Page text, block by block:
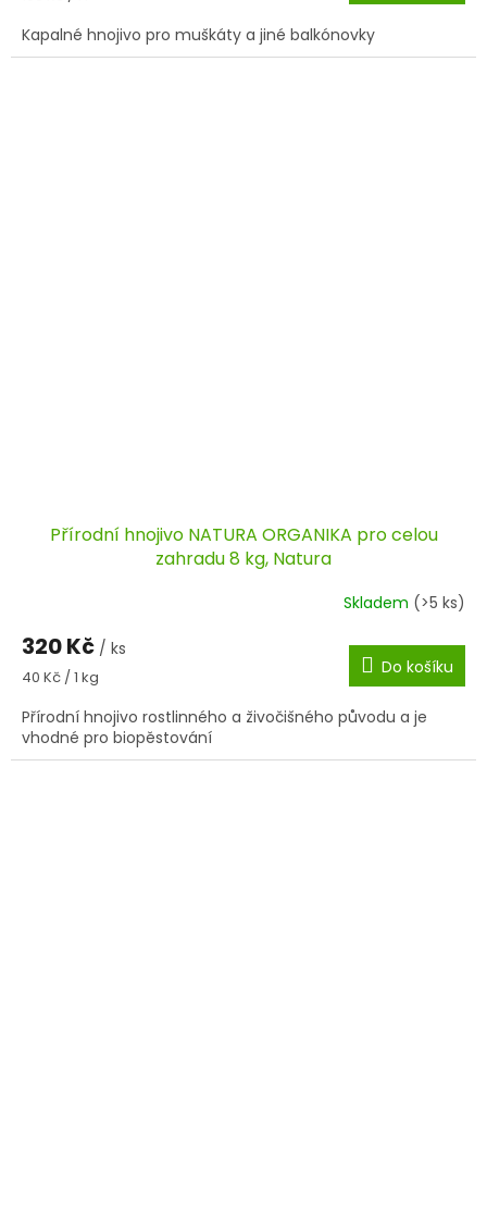
Kapalné hnojivo pro muškáty a jiné balkónovky
Přírodní hnojivo NATURA ORGANIKA pro celou
zahradu 8 kg, Natura
Skladem (>5 ks)
320 Kč / ks
Měrná
40 Kč / 1 kg Do košíku
Přírodní hnojivo rostlinného a živočišného původu a je
vhodné pro biopěstování